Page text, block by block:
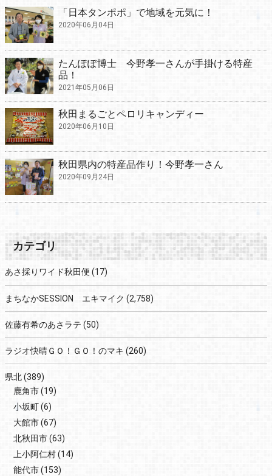
「日本タンポポ」で地域を元気に！
2020年06月04日
たんぽぽ博士 今野孝一さんが手掛ける特産
品！
2021年05月06日
秋田まるごとペロリキャンディー
2020年06月10日
秋田県内の特産品作り！今野孝一さん
2020年09月24日
カテゴリ
あさ採りワイド秋田便 (17)
まちなかSESSION エキマイク (2,758)
佐藤有希のあさラテ (50)
ラジオ快晴ＧＯ！ＧＯ！のマキ (260)
県北(389)
鹿角市(19)
小坂町(6)
大館市(67)
北秋田市(63)
上小阿仁村(14)
能代市(153)